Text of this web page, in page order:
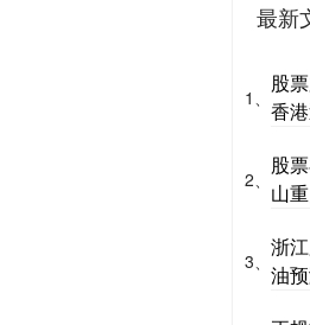
最新
1、
股
香
2、
股
山
3、
浙
油